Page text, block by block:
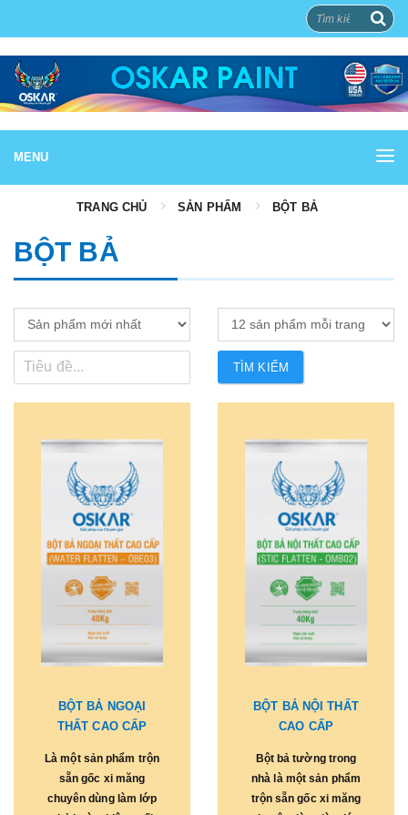
MENU
TRANG CHỦ SẢN PHẨM BỘT BẢ
BỘT BẢ
TÌM KIẾM
BỘT BẢ NGOẠI
THẤT CAO CẤP
Là một sản phẩm trộn
sẵn gốc xi măng
chuyên dùng làm lớp
BỘT BẢ NỘI THẤT
CAO CẤP
Bột bả tường trong
nhà là một sản phẩm
trộn sẵn gốc xi măng